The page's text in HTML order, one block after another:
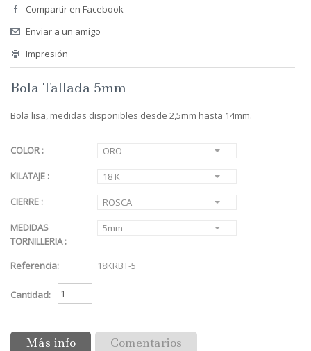
Compartir en Facebook
Enviar a un amigo
Impresión
Bola Tallada 5mm
Bola lisa, medidas disponibles desde 2,5mm hasta 14mm.
COLOR :
ORO
KILATAJE :
18 K
CIERRE :
ROSCA
MEDIDAS
TORNILLERIA :
5mm
Referencia: 18KRBT-5
Cantidad:
Más info Comentarios